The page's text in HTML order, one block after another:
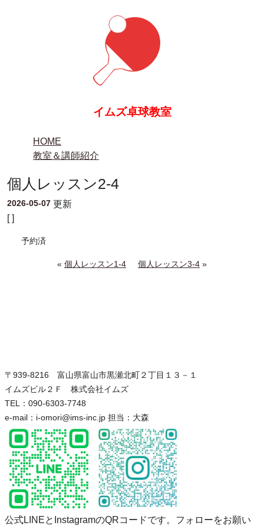
イムズ卓球教室
HOME
教室＆講師紹介
個人レッスン2-4
2026-05-07 更新
[ ]
予約済
« 個人レッスン1-4 個人レッスン3-4 »
〒939-8216 富山県富山市黒瀬北町２丁目１３－１
イムズビル２Ｆ 株式会社イムズ
TEL：090-6303-7748
e-mail：i-omori@ims-inc.jp 担当：大森
公式LINEとInstagramのQRコードです。フォローをお願い